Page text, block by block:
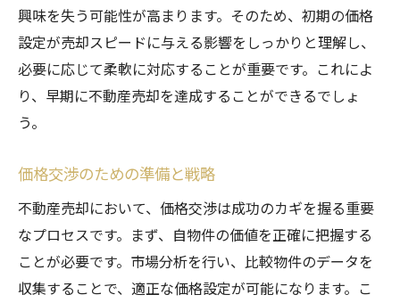
興味を失う可能性が高まります。そのため、初期の価格
設定が売却スピードに与える影響をしっかりと理解し、
必要に応じて柔軟に対応することが重要です。これによ
り、早期に不動産売却を達成することができるでしょ
う。
価格交渉のための準備と戦略
不動産売却において、価格交渉は成功のカギを握る重要
なプロセスです。まず、自物件の価値を正確に把握する
ことが必要です。市場分析を行い、比較物件のデータを
収集することで、適正な価格設定が可能になります。こ